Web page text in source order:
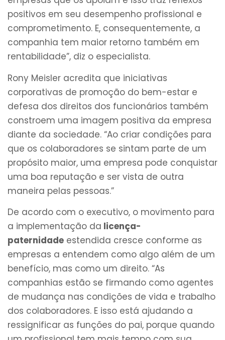
positivos em seu desempenho profissional e
comprometimento. E, consequentemente, a
companhia tem maior retorno também em
rentabilidade”, diz o especialista.
Rony Meisler acredita que iniciativas
corporativas de promoção do bem-estar e
defesa dos direitos dos funcionários também
constroem uma imagem positiva da empresa
diante da sociedade. “Ao criar condições para
que os colaboradores se sintam parte de um
propósito maior, uma empresa pode conquistar
uma boa reputação e ser vista de outra
maneira pelas pessoas.”
De acordo com o executivo, o movimento para
a implementação da licença-
paternidade estendida cresce conforme as
empresas a entendem como algo além de um
benefício, mas como um direito. “As
companhias estão se firmando como agentes
de mudança nas condições de vida e trabalho
dos colaboradores. E isso está ajudando a
ressignificar as funções do pai, porque quando